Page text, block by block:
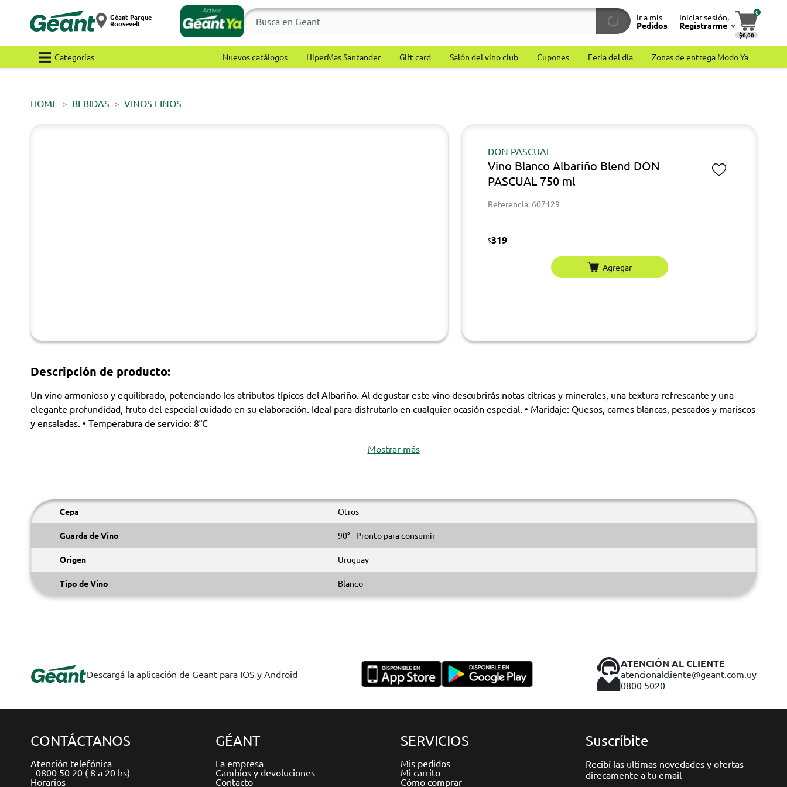
Géant Parque
Roosevelt
Ir a mis
Pedidos
Iniciar sesión,
Registrarme
0
$0,00
Categorías Nuevos catálogos HiperMas Santander Gift card Salón del vino club Cupones Feria del día Zonas de entrega Modo Ya
HOME BEBIDAS VINOS FINOS
DON PASCUAL
Vino Blanco Albariño Blend DON
PASCUAL 750 ml
Referencia: 607129
$319
Agregar
Descripción de producto:
Un vino armonioso y equilibrado, potenciando los atributos típicos del Albariño. Al degustar este vino descubrirás notas cítricas y minerales, una textura refrescante y una
elegante profundidad, fruto del especial cuidado en su elaboración. Ideal para disfrutarlo en cualquier ocasión especial. • Maridaje: Quesos, carnes blancas, pescados y mariscos
y ensaladas. • Temperatura de servicio: 8°C
Mostrar más
Cepa Otros
Guarda de Vino 90° - Pronto para consumir
Origen Uruguay
Tipo de Vino Blanco
Descargá la aplicación de Geant para IOS y Android
ATENCIÓN AL CLIENTE
atencionalcliente@geant.com.uy
0800 5020
CONTÁCTANOS
Atención telefónica
- 0800 50 20 ( 8 a 20 hs)
Horarios
GÉANT
La empresa
Cambios y devoluciones
Contacto
SERVICIOS
Mis pedidos
Mi carrito
Cómo comprar
Suscríbite
Recibí las ultimas novedades y ofertas
direcamente a tu email